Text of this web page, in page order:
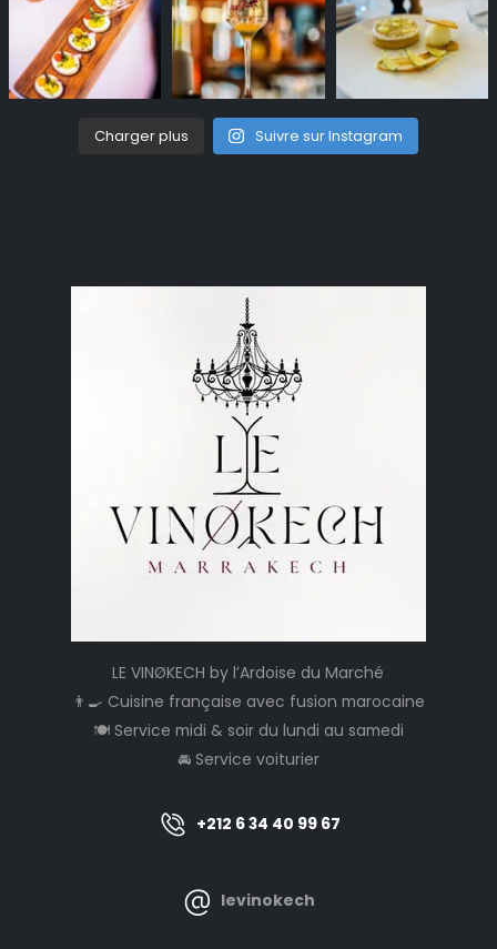
Charger plus Suivre sur Instagram
LE VINØKECH by l’Ardoise du Marché
👨‍🍳 Cuisine française avec fusion marocaine
🍽️ Service midi & soir du lundi au samedi
🚘 Service voiturier
+212 6 34 40 99 67
levinokech